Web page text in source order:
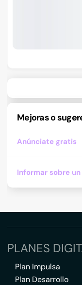
Mejoras o
Anúnciate gratis
Informar sobre
PLANES
Plan Impulsa
Plan Desarrollo